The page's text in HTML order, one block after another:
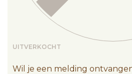
UITVERKOCHT
Wil je een melding